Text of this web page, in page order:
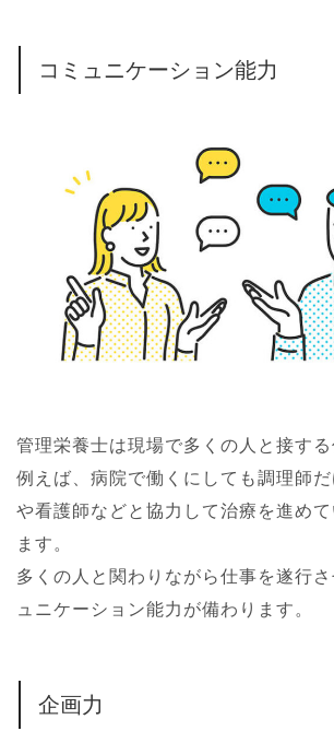
コミュニケーション能力
管理栄養士は現場で多くの人と接する
例えば、病院で働くにしても調理師
や看護師などと協力して治療を進めて
ます。
多くの人と関わりながら仕事を遂行さ
ュニケーション能力が備わります。
企画力